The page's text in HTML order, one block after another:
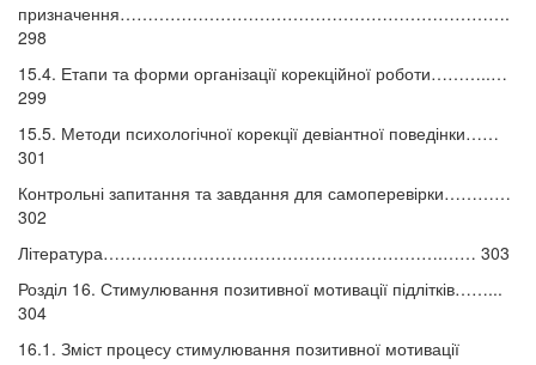
призначення…………………………………………………………….
298
15.4. Етапи та форми організації корекційної роботи………..…
299
15.5. Методи психологічної корекції девіантної поведінки……
301
Контрольні запитання та завдання для самоперевірки…………
302
Література…………………………………………………….…… 303
Розділ 16. Стимулювання позитивної мотивації підлітків……...
304
16.1. Зміст процесу стимулювання позитивної мотивації